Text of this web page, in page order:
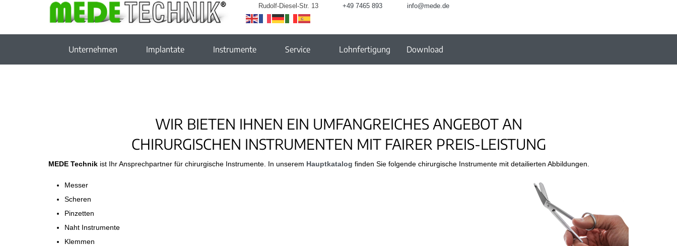
Rudolf-Diesel-Str. 13 +49 7465 893 info@mede.de
Unternehmen Implantate Instrumente Service Lohnfertigung Download
WIR BIETEN IHNEN EIN UMFANGREICHES ANGEBOT AN
CHIRURGISCHEN INSTRUMENTEN MIT FAIRER PREIS-LEISTUNG
MEDE Technik ist Ihr Ansprechpartner für chirurgische Instrumente. In unserem Hauptkatalog finden Sie folgende chirurgische Instrumente mit detailierten Abbildungen.
Messer
Scheren
Pinzetten
Naht Instrumente
Klemmen